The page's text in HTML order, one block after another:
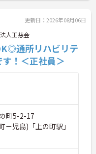
更新日：2026年08月06日
人王慈会
通所リハビリテ
！＜正社員＞
町5-2-17
－児島)「上の町駅」